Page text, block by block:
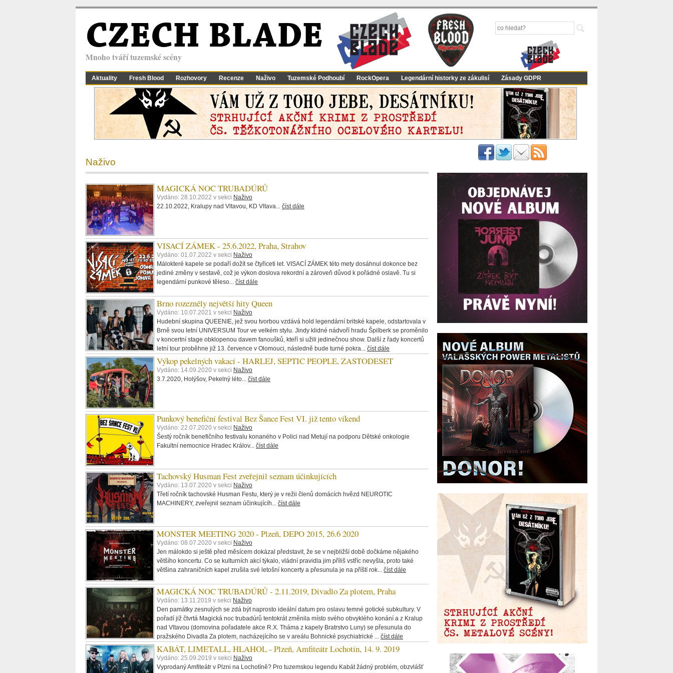
CZECH BLADE
Mnoho tváří tuzemské scény
Aktuality Fresh Blood Rozhovory Recenze Naživo Tuzemské Podhoubí RockOpera Legendární historky ze zákulisí Zásady GDPR
Naživo
MAGICKÁ NOC TRUBADÚRŮ
Vydáno: 28.10.2022 v sekci Naživo
22.10.2022, Kralupy nad Vltavou, KD Vltava... číst dále
VISACÍ ZÁMEK - 25.6.2022, Praha, Strahov
Vydáno: 01.07.2022 v sekci Naživo
Málokteré kapele se podaří dožít se čtyřiceti let. VISACÍ ZÁMEK této mety dosáhnul dokonce bez
jediné změny v sestavě, což je výkon doslova rekordní a zároveň důvod k pořádné oslavě. Tu si
legendární punkové těleso... číst dále
Brno rozezněly největší hity Queen
Vydáno: 10.07.2021 v sekci Naživo
Hudební skupina QUEENIE, jež svou tvorbou vzdává hold legendární britské kapele, odstartovala v
Brně svou letní UNIVERSUM Tour ve velkém stylu. Jindy klidné nádvoří hradu Špilberk se proměnilo
v koncertní stage obklopenou davem fanoušků, kteří si užili jedinečnou show. Další z řady koncertů
letní tour proběhne již 13. července v Olomouci, následně bude turné pokra... číst dále
Výkop pekelných vakací - HARLEJ, SEPTIC PEOPLE, ZASTODESET
Vydáno: 14.09.2020 v sekci Naživo
3.7.2020, Holýšov, Pekelný léto... číst dále
Punkový benefiční festival Bez Šance Fest VI. již tento víkend
Vydáno: 22.07.2020 v sekci Naživo
Šestý ročník benefičního festivalu konaného v Polici nad Metují na podporu Dětské onkologie
Fakultní nemocnice Hradec Králov... číst dále
Tachovský Husman Fest zveřejnil seznam účinkujících
Vydáno: 13.07.2020 v sekci Naživo
Třetí ročník tachovské Husman Festu, který je v režii členů domácích hvězd NEUROTIC
MACHINERY, zveřejnil seznam účinkujícíh... číst dále
MONSTER MEETING 2020 - Plzeň, DEPO 2015, 26.6 2020
Vydáno: 08.07.2020 v sekci Naživo
Jen málokdo si ještě před měsícem dokázal představit, že se v nejbližší době dočkáme nějakého
většího koncertu. Co se kulturních akcí týkalo, vládní pravidla jim příliš vstříc nevyšla, proto také
většina zahraničních kapel zrušila své letošní koncerty a přesunula je na příští rok... číst dále
MAGICKÁ NOC TRUBADÚRŮ - 2.11.2019, Divadlo Za plotem, Praha
Vydáno: 13.11.2019 v sekci Naživo
Den památky zesnulých se zdá být naprosto ideální datum pro oslavu temné gotické subkultury. V
pořadí již čtvrtá Magická noc trubadúrů tentokrát změnila místo svého obvyklého konání a z Kralup
nad Vltavou (domovina pořadatele akce R.X. Tháma z kapely Bratrstvo Luny) se přesunula do
pražského Divadla Za plotem, nacházejícího se v areálu Bohnické psychiatrické ... číst dále
KABÁT, LIMETALL, HLAHOL - Plzeň, Amfiteátr Lochotín, 14. 9. 2019
Vydáno: 25.09.2019 v sekci Naživo
Vyprodaný Amfiteátr v Plzni na Lochotíně? Pro tuzemskou legendu Kabát žádný problém, obzvlášť